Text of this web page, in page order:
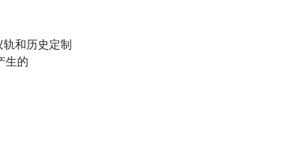
和历史定制
生的